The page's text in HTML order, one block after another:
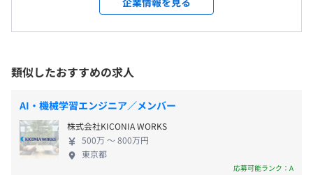
情報交換を積極的におこなっています。
◆書籍、社外勉強会・カンファレンス参加費用の補助制度
◆研修の実施、資格手当・報奨金制度
◆コードレビュー、ペアプログラミングの実施
◆AWS練習環境の提供
リモート勤務可(週1での出社想定)、業務都合によって出
平均残業時間：19.33
・土日祝日
・年次有給休暇
に、彼らがつまずくことのないよう、あらゆるステ
ップに寄り添い、支える存在でありたいと考えてい
課題を本質的に解決していくために使命感をもっ
て、変化を推し進めています。 ◆中小企業を元気に
することで、日本の好循環をつくる さまざまな中小
企業が元気になれば、そこで働く人びとの気持ちも
未来も元気になる。 それは、日本の経済が成長し、
社会が元気になることにつながる。 弥生は、中小企
業の活力を生み出すことで、日本の活力を生み出す
類似したおすすめの求人
AI・機械学習エンジニア／メンバー
株式会社KICONIA WORKS
500万 〜 800万円
東京都
応募可能ランク：A